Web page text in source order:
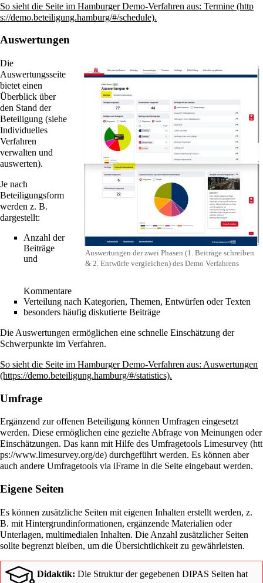
So sieht die Seite im Hamburger Demo-Verfahren aus: Termine
.
Auswertungen
Auswertungen der zwei Phasen (1. Beiträge schreiben
& 2. Entwürfe vergleichen) des Demo Verfahrens
Die
Auswertungsseite
bietet einen
Überblick über
den Stand der
Beteiligung (siehe
Individuelles
Verfahren
verwalten und
auswerten).
Je nach
Beteiligungsform
werden z. B.
dargestellt:
Anzahl der
Beiträge
und
Kommentare
Verteilung nach Kategorien, Themen, Entwürfen oder Texten
besonders häufig diskutierte Beiträge
Die Auswertungen ermöglichen eine schnelle Einschätzung der
Schwerpunkte im Verfahren.
So sieht die Seite im Hamburger Demo-Verfahren aus: Auswertungen
.
Umfrage
Ergänzend zur offenen Beteiligung können Umfragen eingesetzt
werden. Diese ermöglichen eine gezielte Abfrage von Meinungen oder
Einschätzungen. Das kann mit Hilfe des Umfragetools Limesurvey
durchgeführt werden. Es können aber
auch andere Umfragetools via iFrame in die Seite eingebaut werden.
Eigene Seiten
Es können zusätzliche Seiten mit eigenen Inhalten erstellt werden, z.
B. mit Hintergrundinformationen, ergänzende Materialien oder
Unterlagen, multimedialen Inhalten. Die Anzahl zusätzlicher Seiten
sollte begrenzt bleiben, um die Übersichtlichkeit zu gewährleisten.
Didaktik: Die Struktur der gegebenen DIPAS Seiten hat